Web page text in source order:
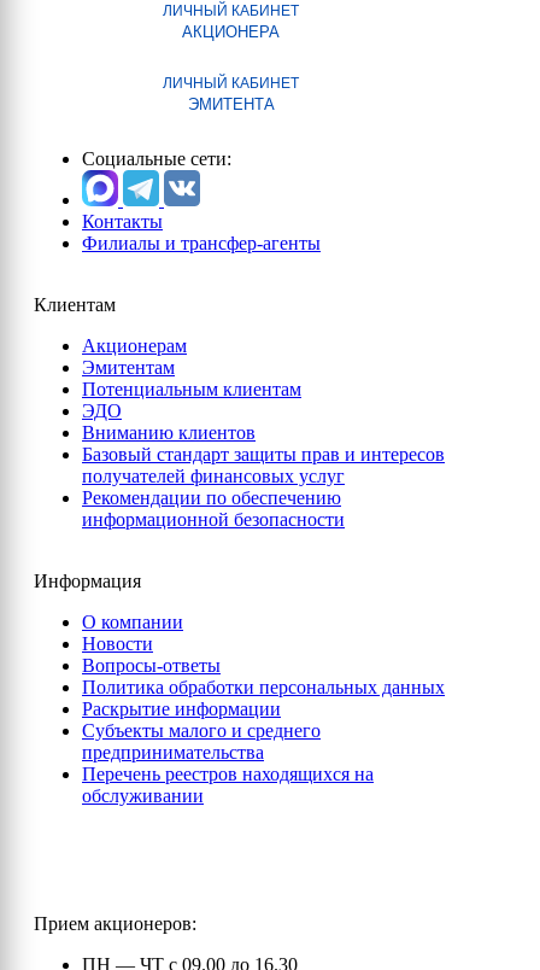
ЛИЧНЫЙ КАБИНЕТ
АКЦИОНЕРА
ЛИЧНЫЙ КАБИНЕТ
ЭМИТЕНТА
Социальные сети:
Контакты
Филиалы и трансфер-агенты
Клиентам
Акционерам
Эмитентам
Потенциальным клиентам
ЭДО
Вниманию клиентов
Базовый стандарт защиты прав и интересов
получателей финансовых услуг
Рекомендации по обеспечению
информационной безопасности
Информация
О компании
Новости
Вопросы-ответы
Политика обработки персональных данных
Раскрытие информации
Субъекты малого и среднего
предпринимательства
Перечень реестров находящихся на
обслуживании
Прием акционеров:
ПН — ЧТ с 09.00 до 16.30